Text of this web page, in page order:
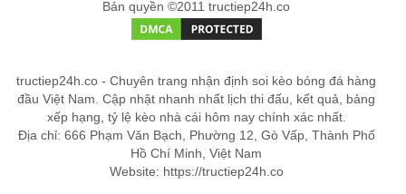
Bản quyền ©2011 tructiep24h.co
tructiep24h.co - Chuyên trang nhận định soi kèo bóng đá hàng
đầu Việt Nam. Cập nhật nhanh nhất lịch thi đấu, kết quả, bảng
xếp hạng, tỷ lệ kèo nhà cái hôm nay chính xác nhất.
Địa chỉ: 666 Phạm Văn Bạch, Phường 12, Gò Vấp, Thành Phố
Hồ Chí Minh, Việt Nam
Website: https://tructiep24h.co